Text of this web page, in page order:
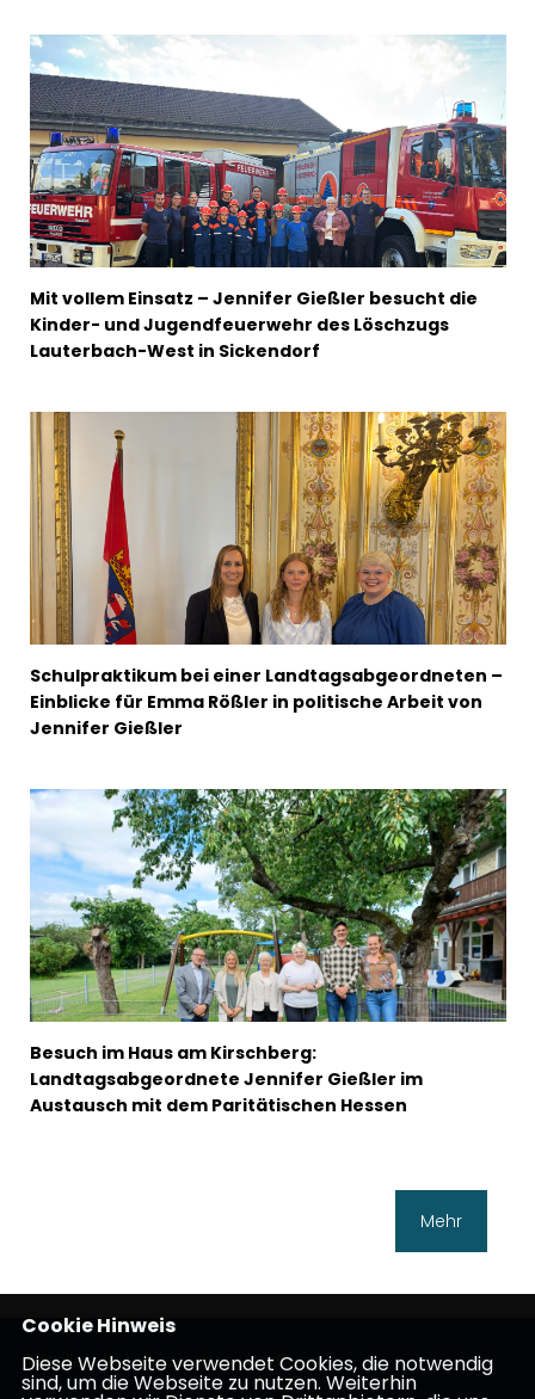
Mit vollem Einsatz – Jennifer Gießler besucht die
Kinder- und Jugendfeuerwehr des Löschzugs
Lauterbach-West in Sickendorf
Schulpraktikum bei einer Landtagsabgeordneten –
Einblicke für Emma Rößler in politische Arbeit von
Jennifer Gießler
Besuch im Haus am Kirschberg:
Landtagsabgeordnete Jennifer Gießler im
Austausch mit dem Paritätischen Hessen
Mehr
Mitglied des Hessischen Landtags
Cookie Hinweis
Diese Webseite verwendet Cookies, die notwendig
sind, um die Webseite zu nutzen. Weiterhin